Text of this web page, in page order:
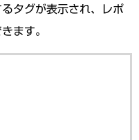
タグが表示され、レポ
ます。